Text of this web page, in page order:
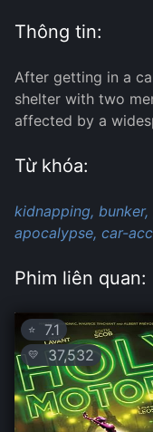
Thông tin:
After getting in a
shelter with two
affected by a
Từ khóa:
kidnapping, bunker,
apocalypse, car-
Phim liên quan:
⭐ 7.1
💛 37,532